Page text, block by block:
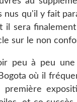
nus qu'il y fait
sera
sur le non
peu à peu une
où il
première